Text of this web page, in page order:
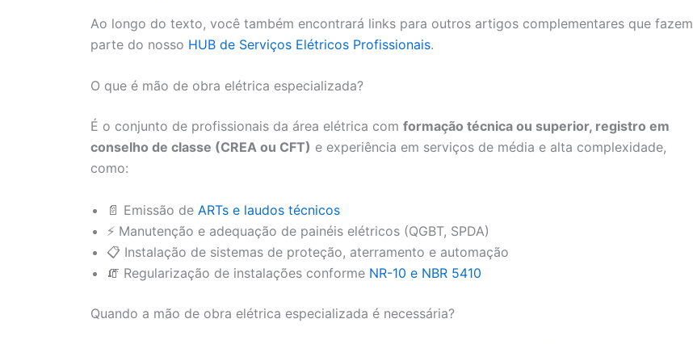
Ao longo do texto, você também encontrará links para outros artigos complementares que fazem
parte do nosso HUB de Serviços Elétricos Profissionais.
O que é mão de obra elétrica especializada?
É o conjunto de profissionais da área elétrica com formação técnica ou superior, registro em
conselho de classe (CREA ou CFT) e experiência em serviços de média e alta complexidade,
como:
📄 Emissão de ARTs e laudos técnicos
⚡ Manutenção e adequação de painéis elétricos (QGBT, SPDA)
📋 Instalação de sistemas de proteção, aterramento e automação
🧯 Regularização de instalações conforme NR-10 e NBR 5410
Quando a mão de obra elétrica especializada é necessária?